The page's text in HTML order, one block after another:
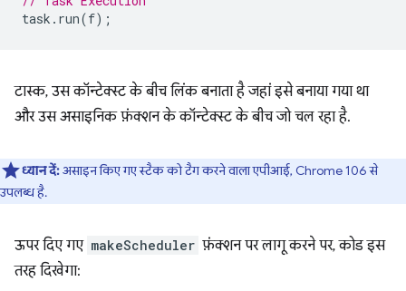
task . run(f);
टास्क, उस कॉन्टेक्स्ट के बीच लिंक बनाता है जहां इसे बनाया गया था
और उस असाइनिक फ़ंक्शन के कॉन्टेक्स्ट के बीच जो चल रहा है.
ध्यान दें:असाइन किए गए स्टैक को टैग करने वाला एपीआई, Chrome 106 से
उपलब्ध है.
ऊपर दिए गए makeScheduler फ़ंक्शन पर लागू करने पर, कोड इस
तरह दिखेगा: